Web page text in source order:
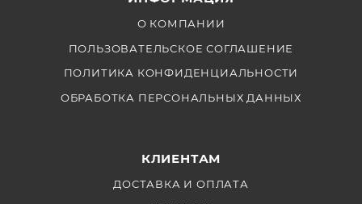
О КОМПАНИИ
ПОЛЬЗОВАТЕЛЬСКОЕ СОГЛАШЕНИЕ
ПОЛИТИКА КОНФИДЕНЦИАЛЬНОСТИ
ОБРАБОТКА ПЕРСОНАЛЬНЫХ ДАННЫХ
КЛИЕНТАМ
ДОСТАВКА И ОПЛАТА